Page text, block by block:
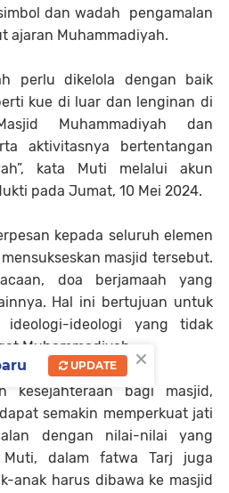
dan wadah pengamalan
ajaran Muhammadiyah.
perlu dikelola dengan baik
kue di luar dan lenginan di
Muhammadiyah dan
aktivitasnya bertentangan
kata Muti melalui akun
pada Jumat, 10 Mei 2024.
kepada seluruh elemen
masjid tersebut.
doa berjamaah yang
Hal ini bertujuan untuk
ideologi-ideologi yang tidak
Muhammadiyah.
kesejahteraan bagi masjid,
semakin memperkuat jati
dengan nilai-nilai yang
Muti, dalam fatwa Tarj juga
anak harus dibawa ke masjid
×
UPDATE